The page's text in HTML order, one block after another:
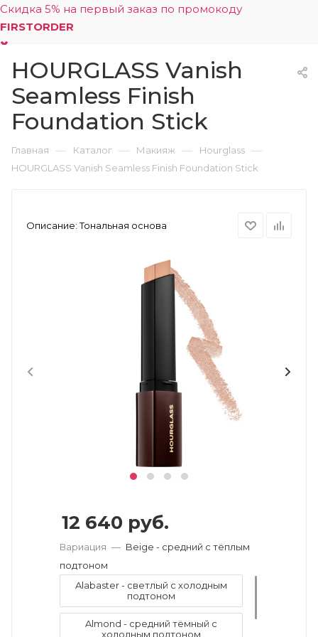
Скидка 5% на первый заказ по промокоду
FIRSTORDER
0
HOURGLASS Vanish
Seamless Finish
Foundation Stick
Главная — Каталог — Макияж — Hourglass —
HOURGLASS Vanish Seamless Finish Foundation Stick
Описание:Тональная основа
12 640 руб.
Вариация — Beige - средний с тёплым
подтоном
Alabaster - светлый с холодным
подтоном
Almond - средний тёмный с
холодным подтоном